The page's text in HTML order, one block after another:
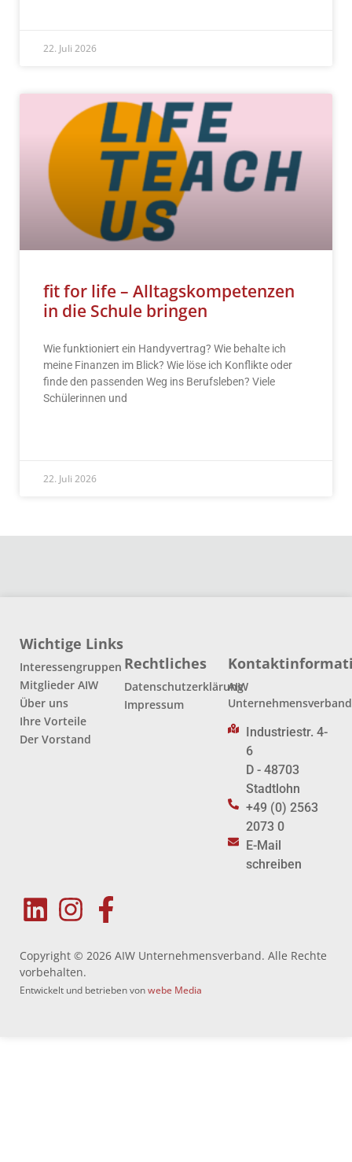
22. Juli 2026
fit for life – Alltagskompetenzen
in die Schule bringen
Wie funktioniert ein Handyvertrag? Wie behalte ich
meine Finanzen im Blick? Wie löse ich Konflikte oder
finde den passenden Weg ins Berufsleben? Viele
Schülerinnen und
22. Juli 2026
Wichtige Links
Interessengruppen
Mitglieder AIW
Über uns
Ihre Vorteile
Der Vorstand
Rechtliches
Datenschutzerklärung
Impressum
AIW
Unternehmensverband
Industriestr. 4-
6
D - 48703
Stadtlohn
+49 (0) 2563
2073 0
E-Mail
schreiben
Copyright © 2026 AIW Unternehmensverband. Alle Rechte
vorbehalten.
Entwickelt und betrieben vonwebe Media